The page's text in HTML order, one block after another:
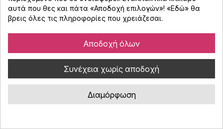
Fostex MC10ST ζεύγος πυκνωτικών
μικρόφωνων
Κωδικός : 391042
Στερεοφωνικό ζεύγος (stereo pair) πυκνωτικών μικρόφωνων
181,99 €
αυτά που θες και πάτα «Αποδοχή επιλογών»! «Εδώ» θα
βρεις όλες τις πληροφορίες που χρειάζεσαι.
Αποδοχή όλων
Συνέχεια χωρίς αποδοχή
Διαμόρφωση